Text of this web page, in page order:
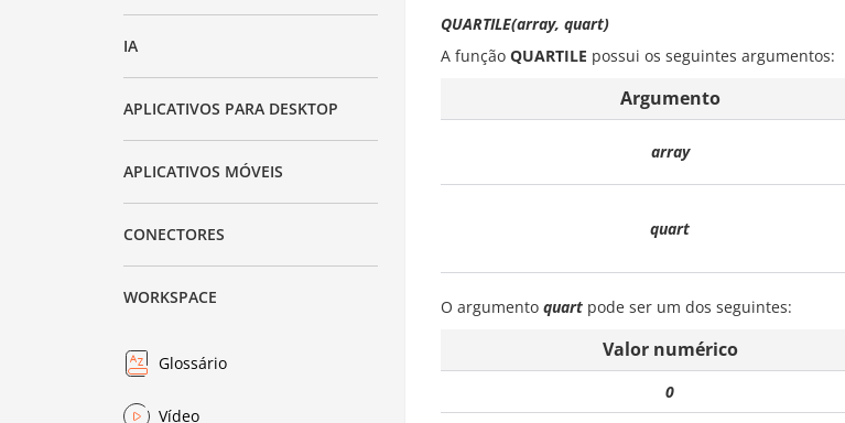
IA
APLICATIVOS PARA DESKTOP
APLICATIVOS MÓVEIS
CONECTORES
WORKSPACE
Glossário
Vídeo
QUARTILE(array, quart)
A função QUARTILE possui os seguintes argumentos:
Argumento
array
quart
O argumento quart pode ser um dos seguintes:
Valor numérico
0